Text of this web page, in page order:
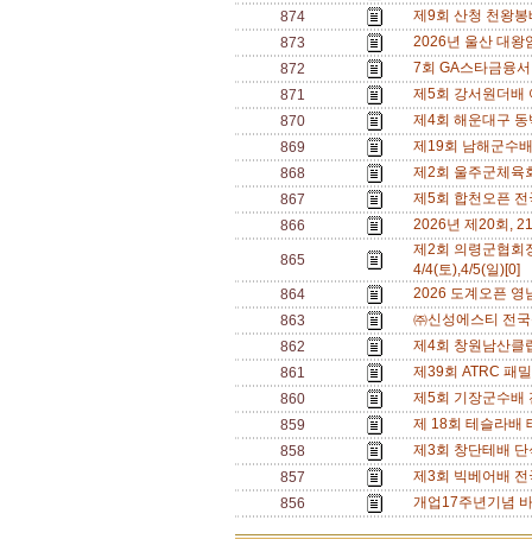
874
제9회 산청 천왕
873
2026년 울산 대왕
872
7회 GA스타금융
871
제5회 강서원더
870
제4회 해운대구
869
제19회 남해군수
868
제2회 울주군체육
867
제5회 합천오픈
866
2026년 제20회,
865
제2회 의령군협회
4/4(토),4/5(일)[0]
864
2026 도계오픈 영
863
㈜신성에스티 전
862
제4회 창원남산클
861
제39회 ATRC 패
860
제5회 기장군수배
859
제 18회 테슬라배
858
제3회 창단테배
857
제3회 빅베어배
856
개업17주년기념